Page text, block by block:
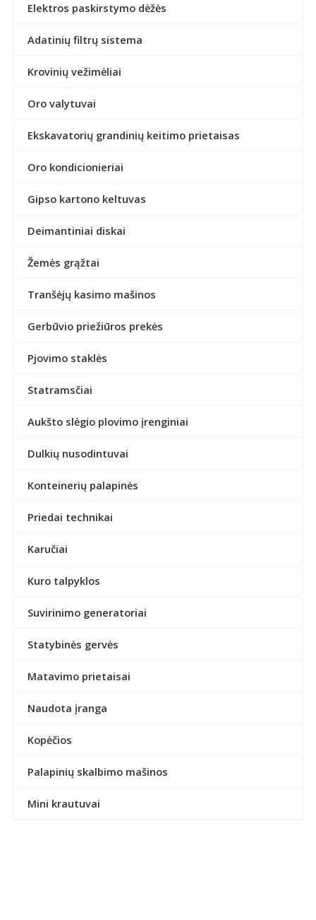
Elektros paskirstymo dėžės
Adatinių filtrų sistema
Krovinių vežimėliai
Oro valytuvai
Ekskavatorių grandinių keitimo prietaisas
Oro kondicionieriai
Gipso kartono keltuvas
Deimantiniai diskai
Žemės grąžtai
Tranšėjų kasimo mašinos
Gerbūvio priežiūros prekės
Pjovimo staklės
Statramsčiai
Aukšto slėgio plovimo įrenginiai
Dulkių nusodintuvai
Konteinerių palapinės
Priedai technikai
Karučiai
Kuro talpyklos
Suvirinimo generatoriai
Statybinės gervės
Matavimo prietaisai
Naudota įranga
Kopėčios
Palapinių skalbimo mašinos
Mini krautuvai